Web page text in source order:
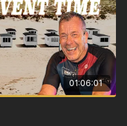
01:06:01